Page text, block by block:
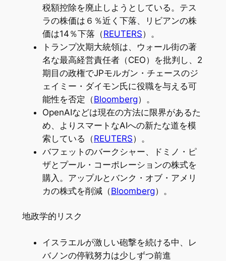
税額控除を廃止しようとしている。テス
ラの株価は６％近く下落、リビアンの株
価は14％下落（REUTERS）。
トランプ次期大統領は、ウォール街の著
名な最高経営責任者（CEO）を批判し、2
期目の政権でJPモルガン・チェースのジ
ェイミー・ダイモン氏に役職を与える可
能性を否定（Bloomberg）。
OpenAIなどは現在の方法に限界があるた
め、よりスマートなAIへの新たな道を模
索している（REUTERS）。
バフェットのバークシャー、ドミノ・ピ
ザとプール・コーポレーションの株式を
購入。アップルとバンク・オブ・アメリ
カの株式を削減（Bloomberg）。
地政学的リスク
イスラエルが激しい砲撃を続ける中、レ
バノンの停戦努力は少しずつ前進